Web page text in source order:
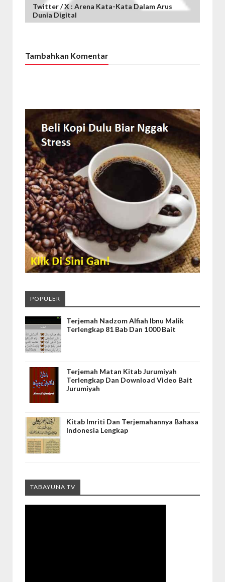
Twitter / X : Arena Kata-Kata Dalam Arus
Dunia Digital
Tambahkan Komentar
POPULER
Terjemah Nadzom Alfiah Ibnu Malik
Terlengkap 81 Bab Dan 1000 Bait
Terjemah Matan Kitab Jurumiyah
Terlengkap Dan Download Video Bait
Jurumiyah
Kitab Imriti Dan Terjemahannya Bahasa
Indonesia Lengkap
TABAYUNA TV